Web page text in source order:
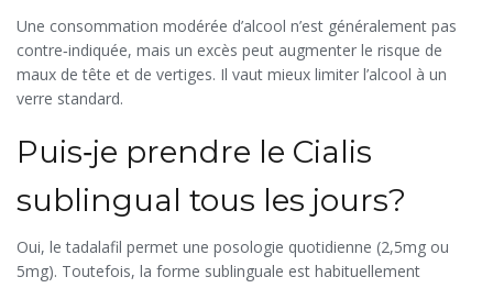
Une consommation modérée d’alcool n’est généralement pas
contre‑indiquée, mais un excès peut augmenter le risque de
maux de tête et de vertiges. Il vaut mieux limiter l’alcool à un
verre standard.
Puis‑je prendre le Cialis
sublingual tous les jours?
Oui, le tadalafil permet une posologie quotidienne (2,5mg ou
5mg). Toutefois, la forme sublinguale est habituellement